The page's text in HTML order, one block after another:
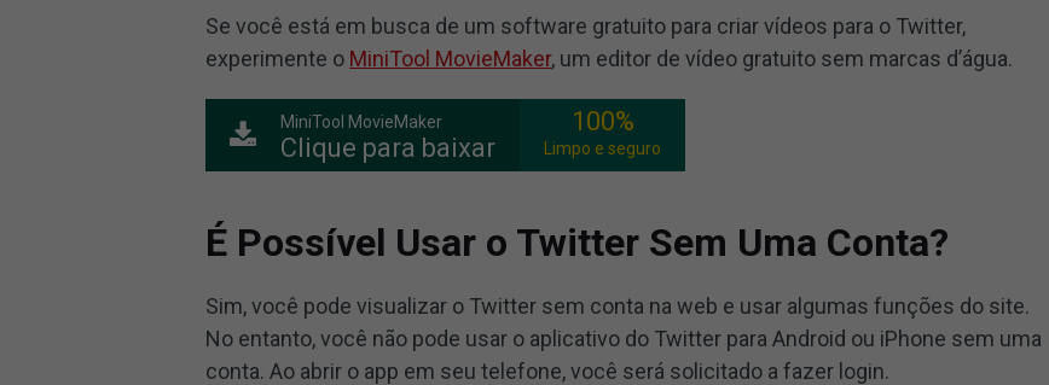
Se você está em busca de um software gratuito para criar vídeos para o Twitter,
experimente o MiniTool MovieMaker, um editor de vídeo gratuito sem marcas d’água.
MiniTool MovieMaker
Clique para baixar
100%
Limpo e seguro
É Possível Usar o Twitter Sem Uma Conta?
Sim, você pode visualizar o Twitter sem conta na web e usar algumas funções do site.
No entanto, você não pode usar o aplicativo do Twitter para Android ou iPhone sem uma
conta. Ao abrir o app em seu telefone, você será solicitado a fazer login.